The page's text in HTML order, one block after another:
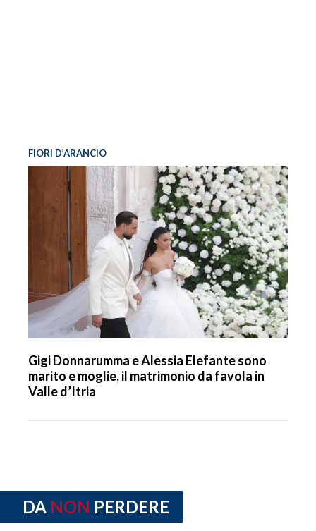
FIORI D’ARANCIO
Gigi Donnarumma e Alessia Elefante sono
marito e moglie, il matrimonio da favola in
Valle d’Itria
DA NON PERDERE